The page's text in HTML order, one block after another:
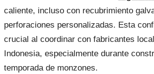
caliente, incluso con recubrimiento
perforaciones personalizadas. Esta
crucial al coordinar con fabricantes
Indonesia, especialmente durante
temporada de monzones.